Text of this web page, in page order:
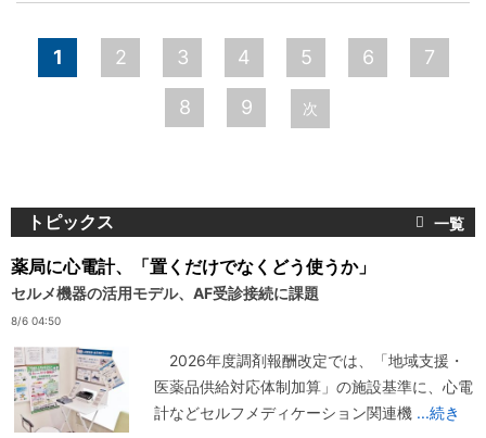
ペ
ー
1 2 3 4 5 6 7
8 9 次
トピックス
薬局に心電計、「置くだけでなくどう使うか」
セルメ機器の活用モデル、AF受診接続に課題
8/6 04:50
2026年度調剤報酬改定では、「地域支援・
医薬品供給対応体制加算」の施設基準に、心電
計などセルフメディケーション関連機 ...続き